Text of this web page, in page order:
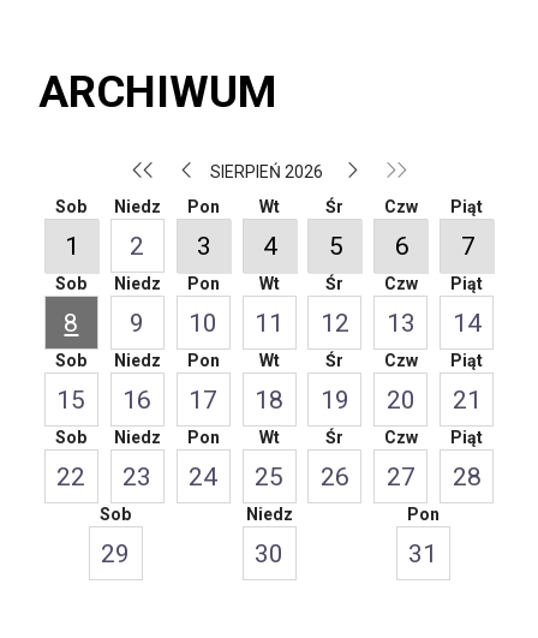
ARCHIWUM
SIERPIEŃ 2026
Sob
1
Niedz
2
Pon
3
Wt
4
Śr
5
Czw
6
Piąt
7
Sob
8
Niedz
9
Pon
10
Wt
11
Śr
12
Czw
13
Piąt
14
Sob
15
Niedz
16
Pon
17
Wt
18
Śr
19
Czw
20
Piąt
21
Sob
22
Niedz
23
Pon
24
Wt
25
Śr
26
Czw
27
Piąt
28
Sob
29
Niedz
30
Pon
31